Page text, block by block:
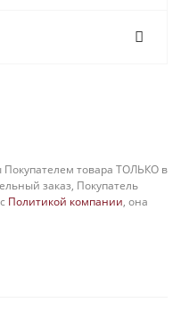
Покупателем товара ТОЛЬКО в
заказ, Покупатель
Политикой компании, она